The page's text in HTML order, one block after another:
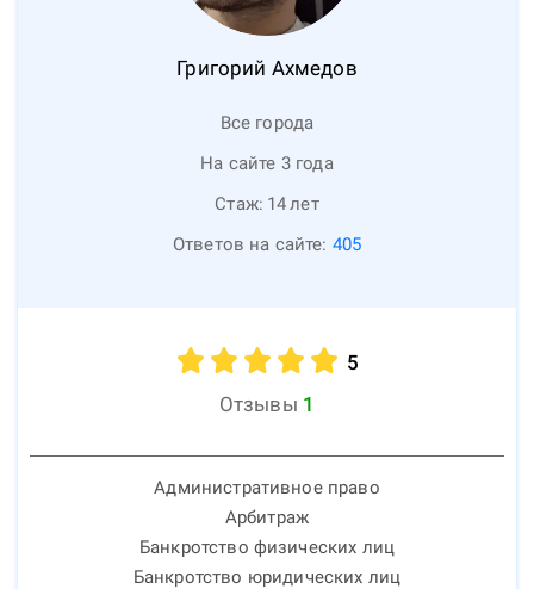
Григорий Ахмедов
Все города
На сайте 3 года
Стаж: 14лет
Ответов на сайте: 405
5
Отзывы 1
Административное право
Арбитраж
Банкротство физических лиц
Банкротство юридических лиц